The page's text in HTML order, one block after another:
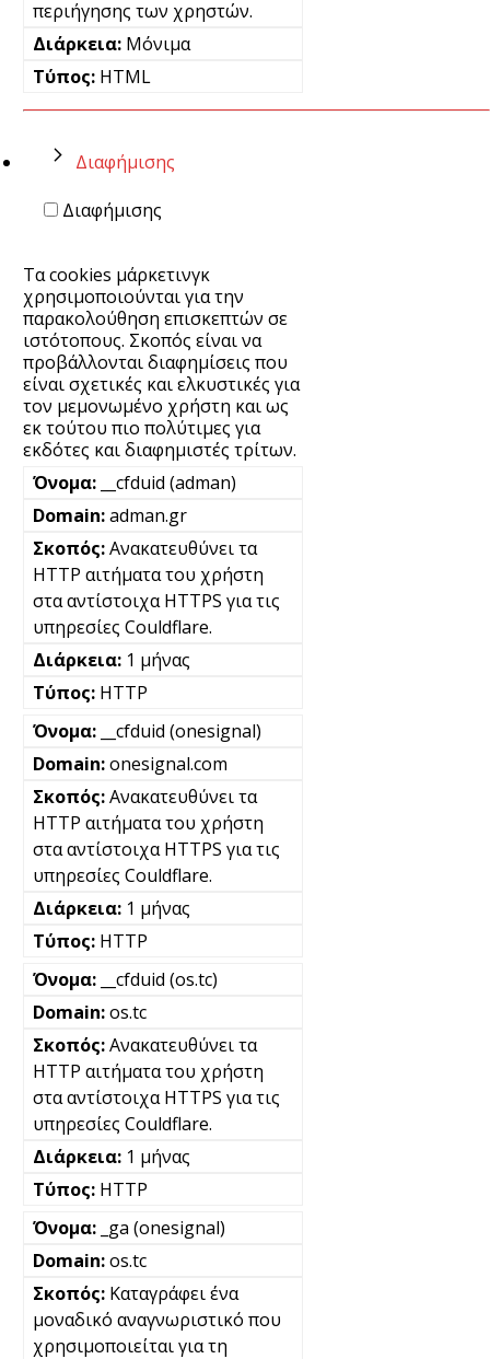
περιήγησης των χρηστών.
Μόνιμα
HTML
Διαφήμισης
Διαφήμισης
Τα cookies μάρκετινγκ
χρησιμοποιούνται για την
παρακολούθηση επισκεπτών σε
ιστότοπους. Σκοπός είναι να
προβάλλονται διαφημίσεις που
είναι σχετικές και ελκυστικές για
τον μεμονωμένο χρήστη και ως
εκ τούτου πιο πολύτιμες για
εκδότες και διαφημιστές τρίτων.
__cfduid (adman)
adman.gr
Ανακατευθύνει τα
HTTP αιτήματα του χρήστη
στα αντίστοιχα HTTPS για τις
υπηρεσίες Couldflare.
1 μήνας
HTTP
__cfduid (onesignal)
onesignal.com
Ανακατευθύνει τα
HTTP αιτήματα του χρήστη
στα αντίστοιχα HTTPS για τις
υπηρεσίες Couldflare.
1 μήνας
HTTP
__cfduid (os.tc)
os.tc
Ανακατευθύνει τα
HTTP αιτήματα του χρήστη
στα αντίστοιχα HTTPS για τις
υπηρεσίες Couldflare.
1 μήνας
HTTP
_ga (onesignal)
os.tc
Καταγράφει ένα
μοναδικό αναγνωριστικό που
χρησιμοποιείται για τη